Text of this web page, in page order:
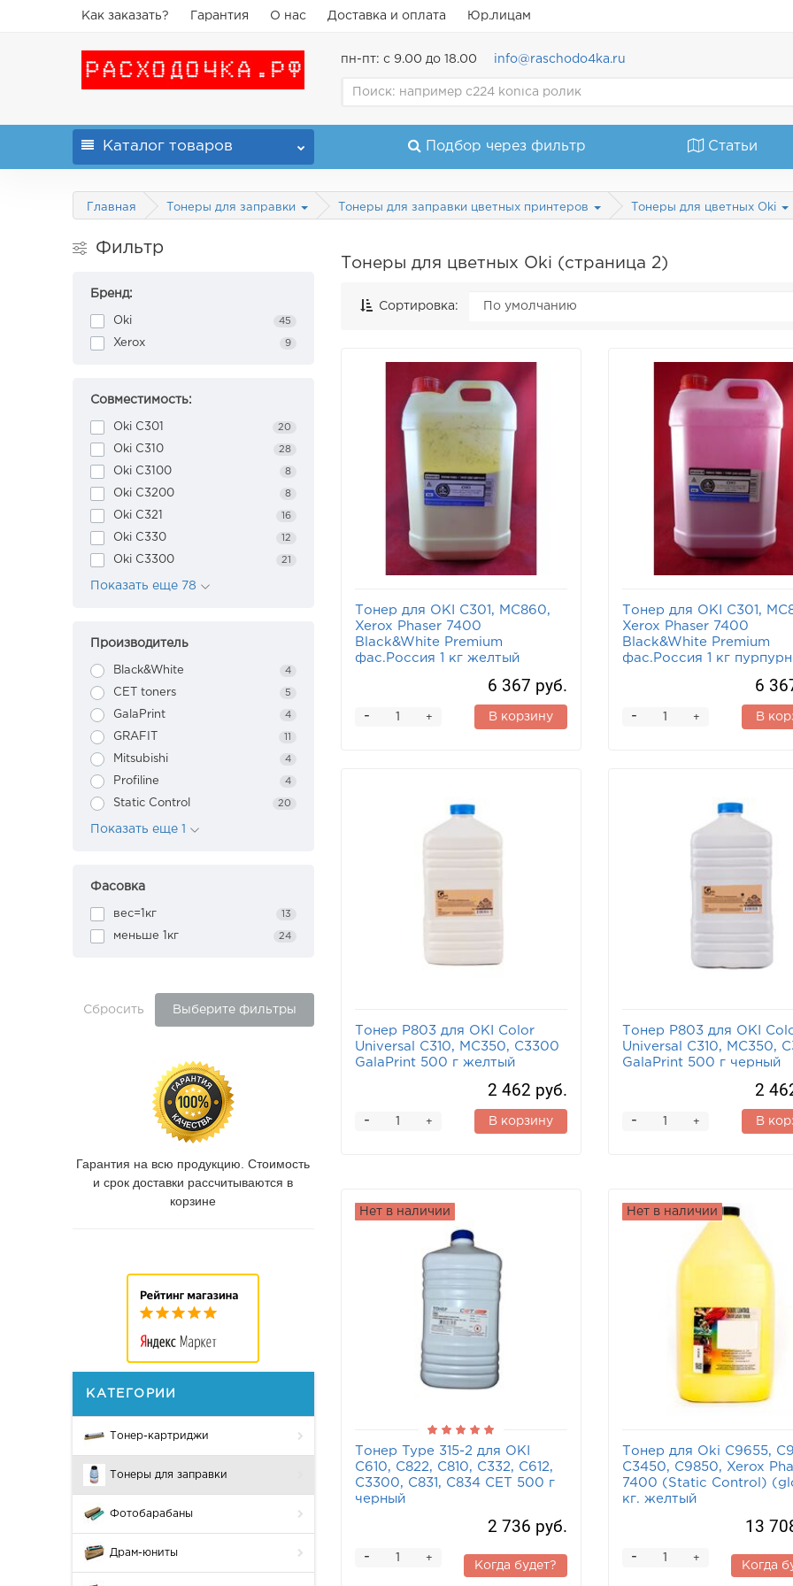
Как заказать? Гарантия О нас Доставка и оплата Юр.лицам
пн-пт: с 9.00 до 18.00 info@raschodo4ka.ru
Каталог товаров Подбор через фильтр Статьи
Главная Тонеры для заправки Тонеры для заправки цветных принтеров Тонеры для цветных Oki
Фильтр
Бренд:
Oki 45
Xerox 9
Совместимость:
Oki C301 20
Oki C310 28
Oki C3100 8
Oki C3200 8
Oki C321 16
Oki C330 12
Oki C3300 21
Показать еще 78
Производитель
Black&White 4
CET toners 5
GalaPrint 4
GRAFIT 11
Mitsubishi 4
Profiline 4
Static Control 20
Показать еще 1
Фасовка
вес=1кг 13
меньше 1кг 24
Сбросить Выберите фильтры
Гарантия на всю продукцию. Стоимость
и срок доставки рассчитываются в
корзине
КАТЕГОРИИ
Тонер-картриджи
Тонеры для заправки
Фотобарабаны
Драм-юниты
Тонеры для цветных Oki (страница 2)
Сортировка:
Тонер для OKI C301, MC860,
Xerox Phaser 7400
Black&White Premium
фас.Россия 1 кг желтый
6 367 руб.
+
- В корзину
Тонер для OKI C301,
Xerox Phaser 7400
Black&White Premium
фас.Россия 1 кг
6
+
- В
Тонер P803 для OKI Color
Universal C310, MC350, C3300
GalaPrint 500 г желтый
2 462 руб.
+
- В корзину
Тонер P803 для OKI
Universal C310, MC350,
GalaPrint 500 г черный
2
+
- В
Нет в наличии
Тонер Type 315-2 для OKI
C610, C822, C810, C332, C612,
C3300, C831, C834 CET 500 г
черный
2 736 руб.
+
-
Когда будет?
Нет в наличии
Тонер для Oki C9655,
C3450, C9850, Xerox
7400 (Static Control)
кг. желтый
13
+
-
Когда